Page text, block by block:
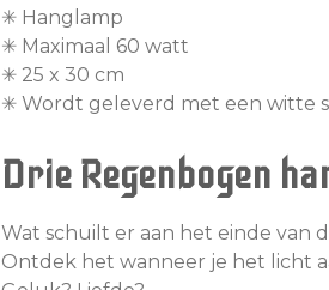
✳︎ Hanglamp
✳︎ Maximaal 60 watt
✳︎ 25 x 30 cm
✳︎ Wordt geleverd met een witte
Drie Regenbogen
Wat schuilt er aan het einde van
Ontdek het wanneer je het licht